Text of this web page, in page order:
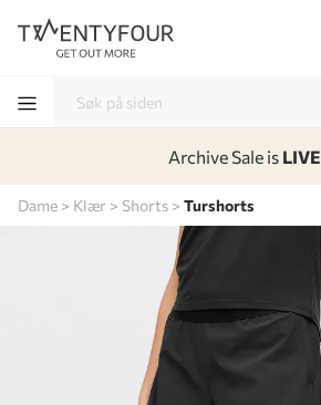
Lagt i kurven, utmerket valg!
Dame Klær Shorts Turshorts
Archive Sale is LIVE
-
-
-
-